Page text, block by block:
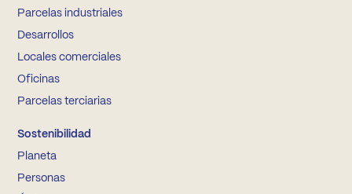
Parcelas industriales
Desarrollos
Locales comerciales
Oficinas
Parcelas terciarias
Sostenibilidad
Planeta
Personas